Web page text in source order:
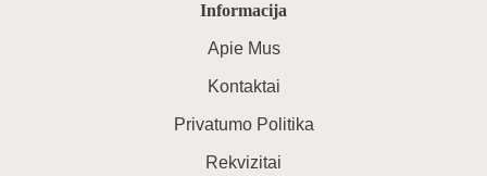
Informacija
Apie Mus
Kontaktai
Privatumo Politika
Rekvizitai